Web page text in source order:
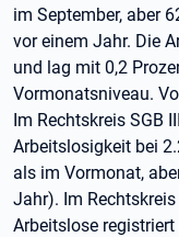
im September, aber
vor einem Jahr. Die
und lag mit 0,2
Vormonatsniveau.
Im Rechtskreis SGB
Arbeitslosigkeit bei
als im Vormonat,
Jahr). Im
Arbeitslose